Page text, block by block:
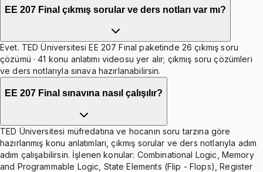
EE 207 Final çıkmış sorular ve ders notları var mı?
Evet. TED Üniversitesi EE 207 Final paketinde 26 çıkmış soru
çözümü · 41 konu anlatımı videosu yer alır; çıkmış soru çözümleri
ve ders notlarıyla sınava hazırlanabilirsin.
EE 207 Final sınavına nasıl çalışılır?
TED Üniversitesi müfredatına ve hocanın soru tarzına göre
hazırlanmış konu anlatımları, çıkmış sorular ve ders notlarıyla adım
adım çalışabilirsin. İşlenen konular: Combinational Logic, Memory
and Programmable Logic, State Elements (Flip - Flops), Register